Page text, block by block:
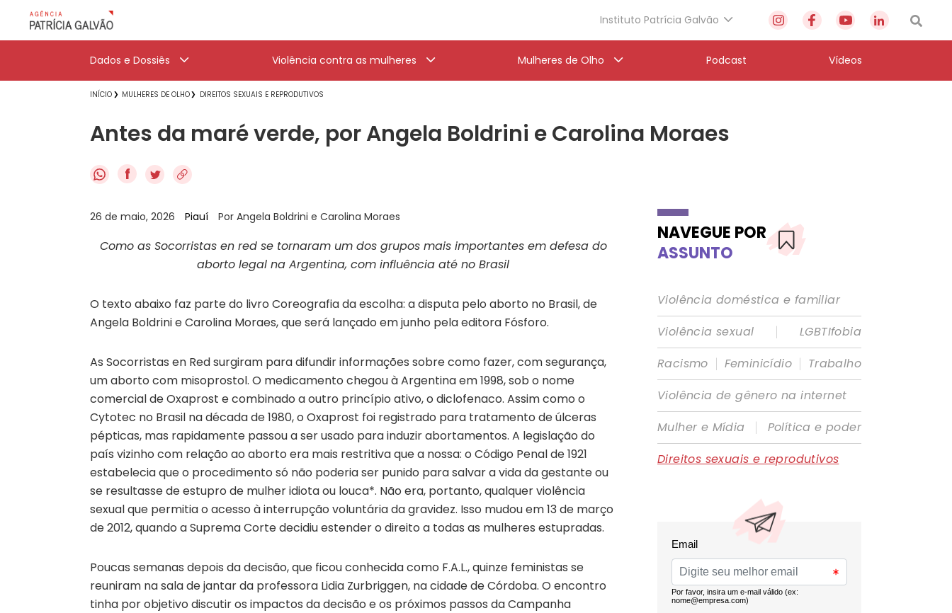
Instituto Patrícia Galvão
Dados e Dossiês Violência contra as mulheres Mulheres de Olho Podcast Vídeos
INÍCIO MULHERES DE OLHO DIREITOS SEXUAIS E REPRODUTIVOS
Antes da maré verde, por Angela Boldrini e Carolina Moraes
f
26 de maio, 2026 Piauí Por Angela Boldrini e Carolina Moraes
Como as Socorristas en red se tornaram um dos grupos mais importantes em defesa do
aborto legal na Argentina, com influência até no Brasil
O texto abaixo faz parte do livro Coreografia da escolha: a disputa pelo aborto no Brasil, de
Angela Boldrini e Carolina Moraes, que será lançado em junho pela editora Fósforo.
As Socorristas en Red surgiram para difundir informações sobre como fazer, com segurança,
um aborto com misoprostol. O medicamento chegou à Argentina em 1998, sob o nome
comercial de Oxaprost e combinado a outro princípio ativo, o diclofenaco. Assim como o
Cytotec no Brasil na década de 1980, o Oxaprost foi registrado para tratamento de úlceras
pépticas, mas rapidamente passou a ser usado para induzir abortamentos. A legislação do
país vizinho com relação ao aborto era mais restritiva que a nossa: o Código Penal de 1921
estabelecia que o procedimento só não poderia ser punido para salvar a vida da gestante ou
se resultasse de estupro de mulher idiota ou louca*. Não era, portanto, qualquer violência
sexual que permitia o acesso à interrupção voluntária da gravidez. Isso mudou em 13 de março
de 2012, quando a Suprema Corte decidiu estender o direito a todas as mulheres estupradas.
Poucas semanas depois da decisão, que ficou conhecida como F.A.L., quinze feministas se
reuniram na sala de jantar da professora Lidia Zurbriggen, na cidade de Córdoba. O encontro
tinha por objetivo discutir os impactos da decisão e os próximos passos da Campanha
NAVEGUE POR
ASSUNTO
Violência doméstica e familiar
Violência sexual
|
LGBTIfobia
Racismo | Feminicídio | Trabalho
Violência de gênero na internet
Mulher e Mídia
|
Política e poder
Direitos sexuais e reprodutivos